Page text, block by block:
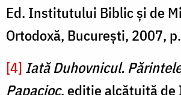
Ed. Institutului Biblic şi de
Ortodoxă, Bucureşti, 2007,
[4] Iată Duhovnicul.
Papacioc, ediţie alcătuită de